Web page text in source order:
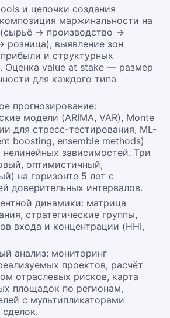
и цепочки создания
маржинальности на
→ производство →
розница), выявление зон
и структурных
Оценка value at stake — размер
для каждого типа
прогнозирование:
модели (ARIMA, VAR), Monte
для стресс-тестирования, ML-
boosting, ensemble methods)
нелинейных зависимостей. Три
оптимистичный,
на горизонте 5 лет с
доверительных интервалов.
динамики: матрица
стратегические группы,
входа и концентрации (HHI,
анализ: мониторинг
проектов, расчёт
отраслевых рисков, карта
площадок по регионам,
с мультипликаторами